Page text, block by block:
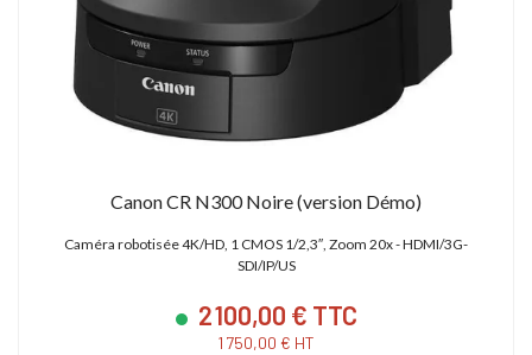
Canon CR N300 Noire (version Démo)
Caméra robotisée 4K/HD, 1 CMOS 1/2,3″, Zoom 20x - HDMI/3G-
SDI/IP/US
2 100,00 € TTC
1 750,00 € HT